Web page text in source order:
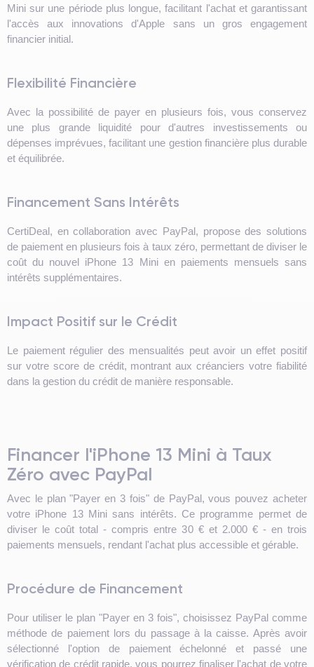
Mini sur une période plus longue, facilitant l'achat et garantissant
l'accès aux innovations d'Apple sans un gros engagement
financier initial.
Flexibilité Financière
Avec la possibilité de payer en plusieurs fois, vous conservez
une plus grande liquidité pour d'autres investissements ou
dépenses imprévues, facilitant une gestion financière plus durable
et équilibrée.
Financement Sans Intérêts
CertiDeal, en collaboration avec PayPal, propose des solutions
de paiement en plusieurs fois à taux zéro, permettant de diviser le
coût du nouvel iPhone 13 Mini en paiements mensuels sans
intérêts supplémentaires.
Impact Positif sur le Crédit
Le paiement régulier des mensualités peut avoir un effet positif
sur votre score de crédit, montrant aux créanciers votre fiabilité
dans la gestion du crédit de manière responsable.
Financer l'iPhone 13 Mini à Taux
Zéro avec PayPal
Avec le plan "Payer en 3 fois" de PayPal, vous pouvez acheter
votre iPhone 13 Mini sans intérêts. Ce programme permet de
diviser le coût total - compris entre 30 € et 2.000 € - en trois
paiements mensuels, rendant l'achat plus accessible et gérable.
Procédure de Financement
Pour utiliser le plan "Payer en 3 fois", choisissez PayPal comme
méthode de paiement lors du passage à la caisse. Après avoir
sélectionné l'option de paiement échelonné et passé une
vérification de crédit rapide, vous pourrez finaliser l'achat de votre